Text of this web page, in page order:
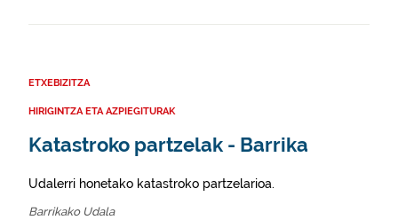
ETXEBIZITZA
HIRIGINTZA ETA AZPIEGITURAK
Katastroko partzelak - Barrika
Udalerri honetako katastroko partzelarioa.
Barrikako Udala